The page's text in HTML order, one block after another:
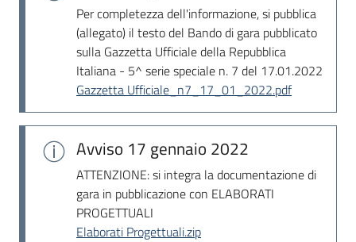
Per completezza dell'informazione, si pubblica
(allegato) il testo del Bando di gara pubblicato
sulla Gazzetta Ufficiale della Repubblica
Italiana - 5^ serie speciale n. 7 del 17.01.2022
Gazzetta Ufficiale_n7_17_01_2022.pdf
Avviso 17 gennaio 2022
ATTENZIONE: si integra la documentazione di
gara in pubblicazione con ELABORATI
PROGETTUALI
Elaborati Progettuali.zip